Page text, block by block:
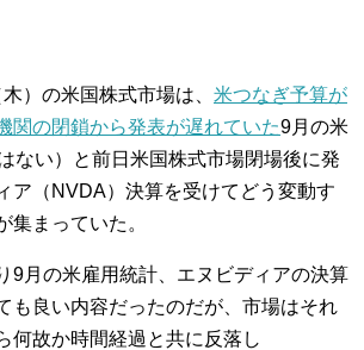
）の米国株式市場は、 米つなぎ予算が
関の閉鎖から発表が遅れていた9月の米
ない）と前日米国株式市場閉場後に発
ア（NVDA）決算を受けてどう変動す
集まっていた。
9月の米雇用統計、エヌビディアの決算
も良い内容だったのだが、市場はそれ
何故か時間経過と共に反落し